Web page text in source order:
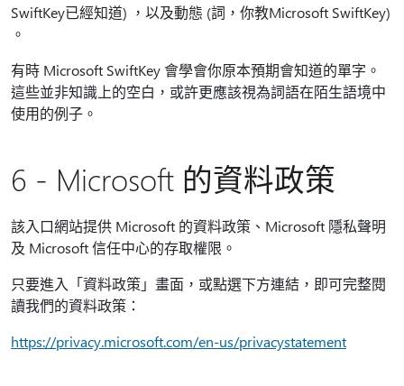
SwiftKey已經知道) ，以及動態 (詞，你教Microsoft SwiftKey)
。
有時 Microsoft SwiftKey 會學會你原本預期會知道的單字。
這些並非知識上的空白，或許更應該視為詞語在陌生語境中
使用的例子。
6 - Microsoft 的資料政策
該入口網站提供 Microsoft 的資料政策、Microsoft 隱私聲明
及 Microsoft 信任中心的存取權限。
只要進入「資料政策」畫面，或點選下方連結，即可完整閱
讀我們的資料政策：
https://privacy.microsoft.com/en-us/privacystatement